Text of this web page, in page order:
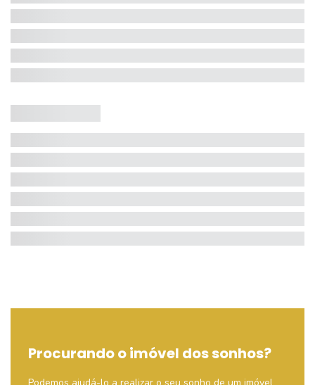
Procurando o imóvel dos sonhos?